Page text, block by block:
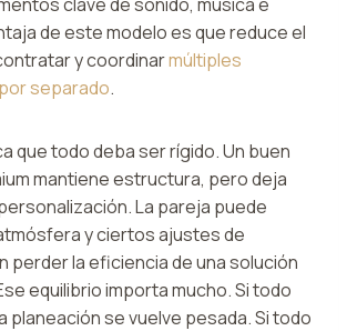
de este modelo es que reduce el
y coordinarmúltiples
separado.
que todo deba ser rígido. Un buen
mantiene estructura, pero deja
La pareja puede
y ciertos ajustes de
perder la eficiencia de una solución
equilibrio importa mucho. Si todo
planeación se vuelve pesada. Si todo